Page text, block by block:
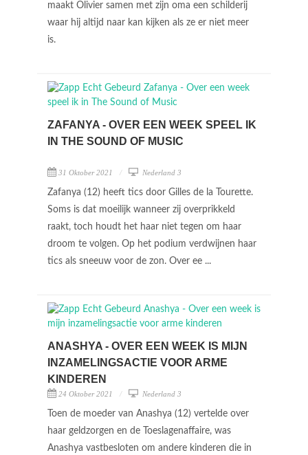
maakt Olivier samen met zijn oma een schilderij
waar hij altijd naar kan kijken als ze er niet meer
is.
ZAFANYA - OVER EEN WEEK SPEEL IK
IN THE SOUND OF MUSIC
31 Oktober 2021 Nederland 3
Zafanya (12) heeft tics door Gilles de la Tourette.
Soms is dat moeilijk wanneer zij overprikkeld
raakt, toch houdt het haar niet tegen om haar
droom te volgen. Op het podium verdwijnen haar
tics als sneeuw voor de zon. Over ee ...
ANASHYA - OVER EEN WEEK IS MIJN
INZAMELINGSACTIE VOOR ARME
KINDEREN
24 Oktober 2021 Nederland 3
Toen de moeder van Anashya (12) vertelde over
haar geldzorgen en de Toeslagenaffaire, was
Anashya vastbesloten om andere kinderen die in